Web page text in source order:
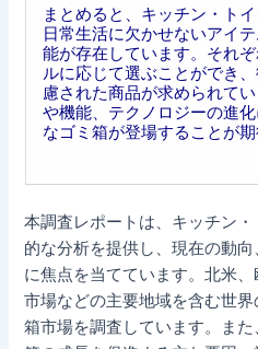
まとめると、キッチン・ト
日常生活に欠かせないアイ
能が存在しています。それ
ルに応じて選ぶことができ
慮された商品が求められて
や機能、テクノロジーの進
なゴミ箱が登場することが期
本調査レポートは、キッチン
的な分析を提供し、現在の動
に焦点を当てています。北米
市場などの主要地域を含む世
箱市場を調査しています。ま